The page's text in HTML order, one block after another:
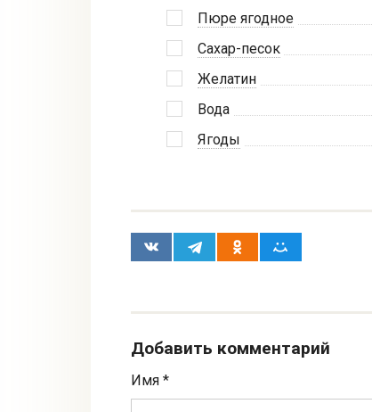
Пюре ягодное
Сахар-песок
Желатин
Вода
Ягоды
Добавить комментарий
Имя *